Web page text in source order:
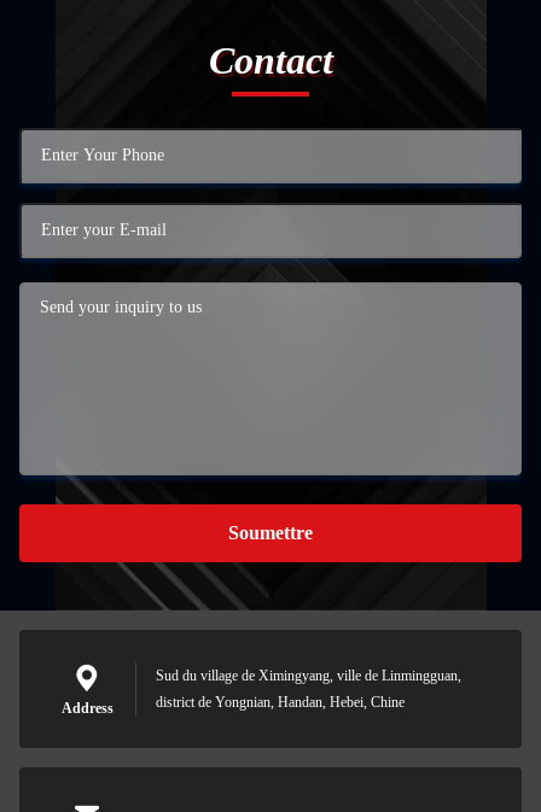
Contact
Soumettre
Address
Sud du village de Ximingyang, ville de Linmingguan,
district de Yongnian, Handan, Hebei, Chine